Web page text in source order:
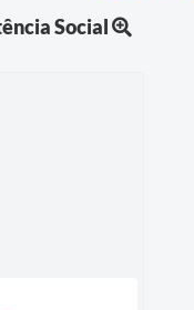
Social